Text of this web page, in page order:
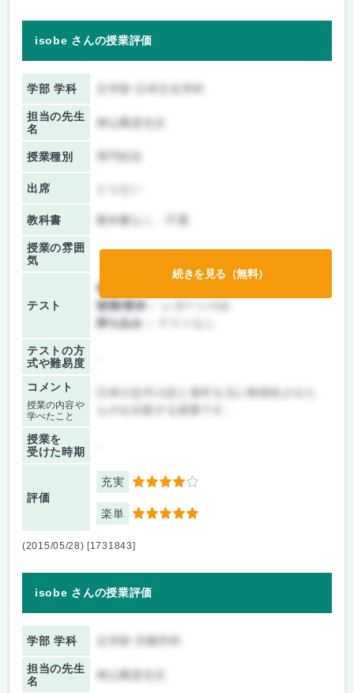
isobe さんの授業評価
学部 学科
担当の先生
名
授業種別
出席
教科書 教科書なし・不要
授業の雰囲
気
テスト
前期/中間：
後期/期末：
持ち込み：
テストの方
式や難易度
コメント
授業の内容や
学べたこと
ものを比較する授業です。
授業を
受けた時期
評価
充実 4
楽単 5
続きを見る（無料）
(2015/05/28) [1731843]
isobe さんの授業評価
学部 学科
担当の先生
名